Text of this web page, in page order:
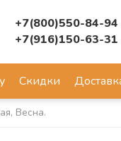
+7(800)550-84-94
+7(916)150-63-31
Скидки
Весна.